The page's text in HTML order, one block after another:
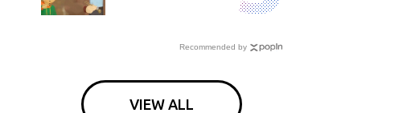
Recommended by
VIEW ALL